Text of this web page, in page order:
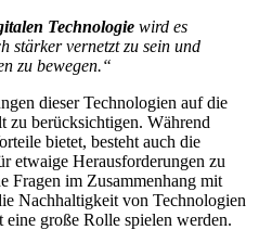
Technologie wird es
stärker vernetzt zu sein und
zu bewegen.“
dieser Technologien auf die
zu berücksichtigen. Während
bietet, besteht auch die
etwaige Herausforderungen zu
Fragen im Zusammenhang mit
Nachhaltigkeit von Technologien
große Rolle spielen werden.